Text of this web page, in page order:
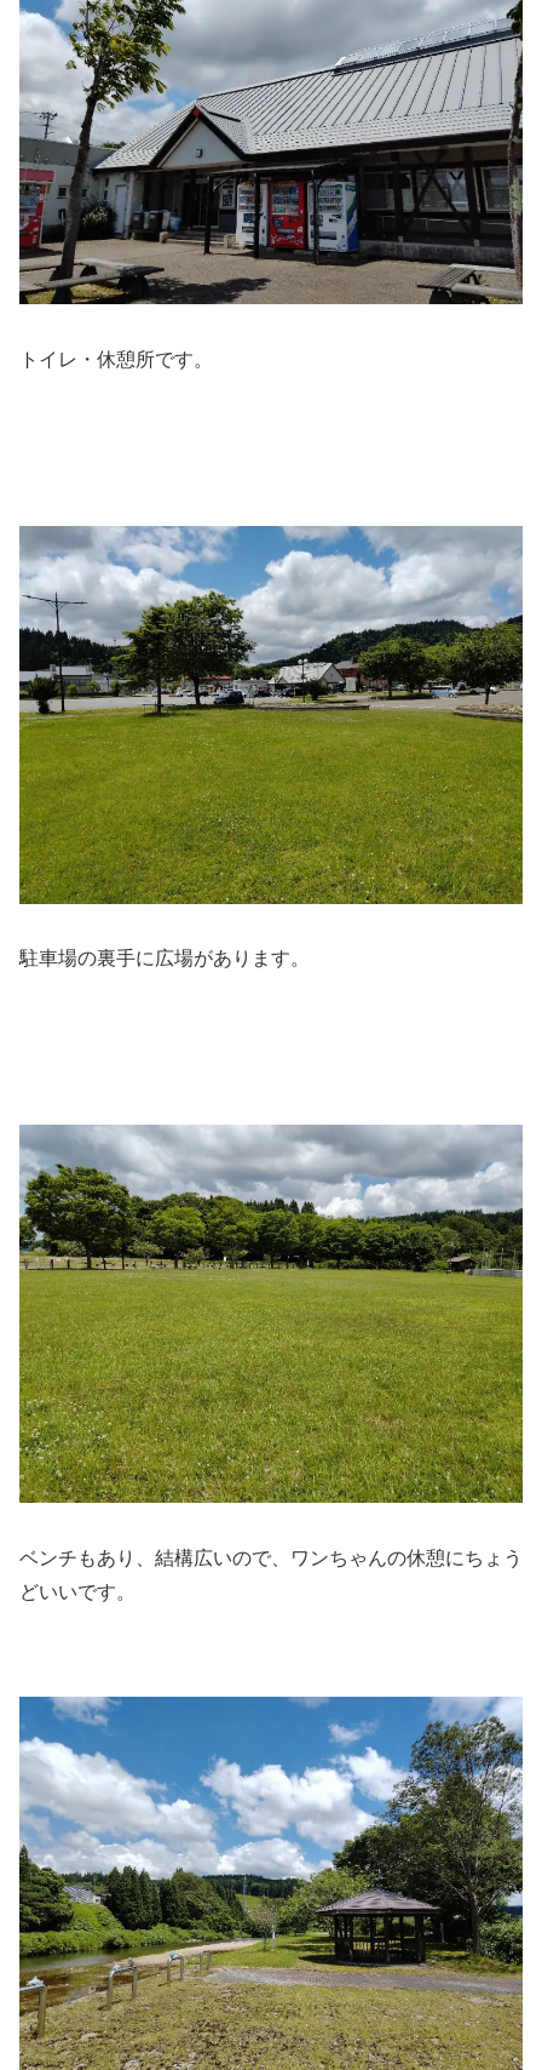
トイレ・休憩所です。
駐車場の裏手に広場があります。
ベンチもあり、結構広いので、ワンちゃんの休憩にちょう
どいいです。